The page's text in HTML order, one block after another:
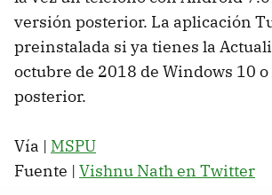
versión posterior. La aplicación
preinstalada si ya tienes la
octubre de 2018 de Windows 10
posterior.
Vía | MSPU
Fuente | Vishnu Nath en Twitter